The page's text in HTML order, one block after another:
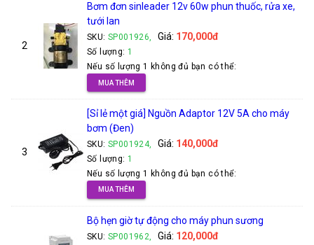
2
Bơm đơn sinleader 12v 60w phun thuốc, rửa xe,
tưới lan
SKU: SP001926, Giá: 170,000đ
Số lượng: 1
Nếu số lượng 1 không đủ bạn có thể:
MUA THÊM
3
[Sỉ lẻ một giá] Nguồn Adaptor 12V 5A cho máy
bơm (Đen)
SKU: SP001924, Giá: 140,000đ
Số lượng: 1
Nếu số lượng 1 không đủ bạn có thể:
MUA THÊM
Bộ hẹn giờ tự động cho máy phun sương
SKU: SP001962, Giá: 120,000đ